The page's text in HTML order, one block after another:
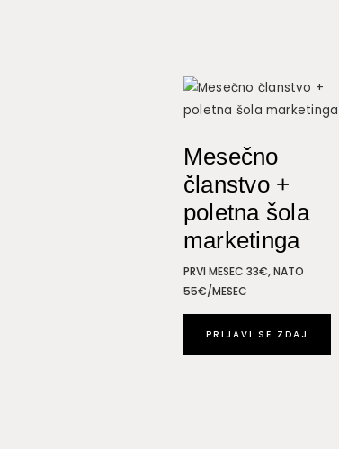
Mesečno
članstvo +
poletna šola
marketinga
PRVI MESEC 33€, NATO
55€/MESEC
PRIJAVI SE ZDAJ